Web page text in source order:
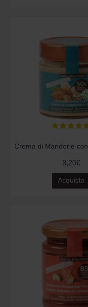
8,20€
Acquista